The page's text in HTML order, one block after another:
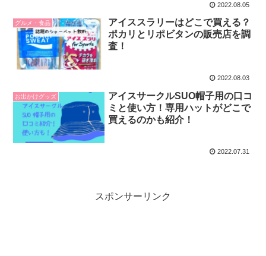
2022.08.05
グルメ・食品
アイススラリーはどこで買える？
ポカリとリポビタンの販売店を調
査！
2022.08.03
お出かけグッズ
アイスサークルSUO帽子用の口コ
ミと使い方！専用ハットがどこで
買えるのかも紹介！
2022.07.31
スポンサーリンク